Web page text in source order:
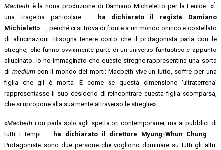
Macbeth è la nona produzione di Damiano Michieletto per la Fenice: «È
una tragedia particolare –
ha dichiarato il regista Damiano
Michieletto –, perché ci si trova di fronte a un mondo onirico e costellato
di allucinazioni. Bisogna tenere conto che il protagonista parla con le
streghe, che fanno ovviamente parte di un universo fantastico e appunto
allucinato. Io ho immaginato che queste streghe rappresentino una sorta
dimedium con il mondo dei morti: Macbeth vive un lutto, soffre per una
figlia che gli è morta. È come se questa dimensione ‘ultraterrena’
rappresentasse il suo desiderio di reincontrare questa figlia scomparsa,
che si ripropone alla sua mente attraverso le streghe».
«Macbeth non parla solo agli spettatori contemporanei, ma ai pubblici di
tutti i tempi –
ha dichiarato il direttore Myung-Whun Chung –.
Protagoniste sono due persone che vogliono dominare su tutti gli altri: